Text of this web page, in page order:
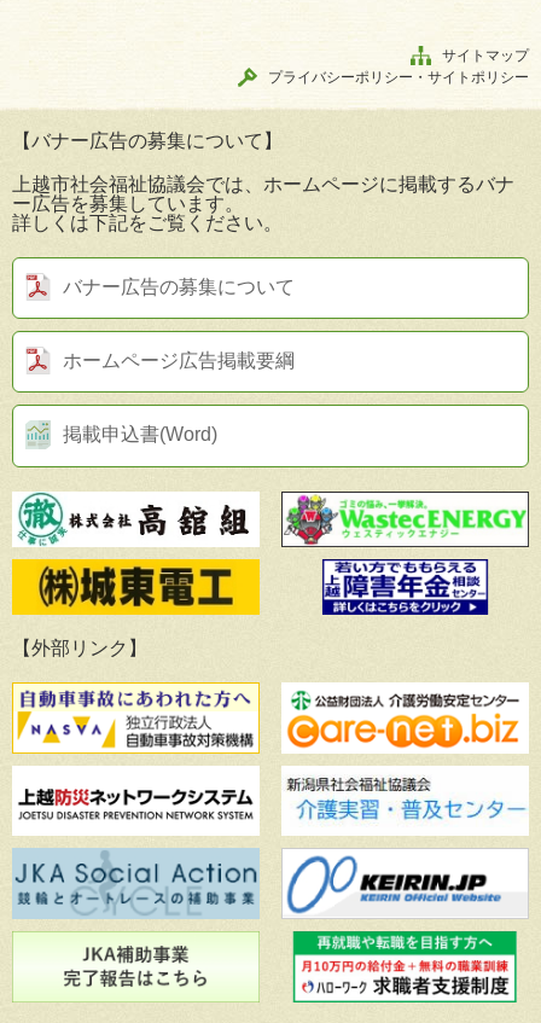
サイトマップ
プライバシーポリシー・サイトポリシー
【バナー広告の募集について】
上越市社会福祉協議会では、ホームページに掲載するバナ
ー広告を募集しています。
詳しくは下記をご覧ください。
バナー広告の募集について
ホームページ広告掲載要綱
掲載申込書(Word)
【外部リンク】